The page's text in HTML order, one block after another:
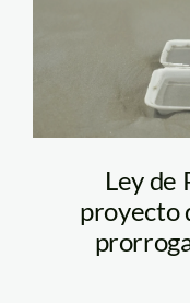
Ley de
proyecto